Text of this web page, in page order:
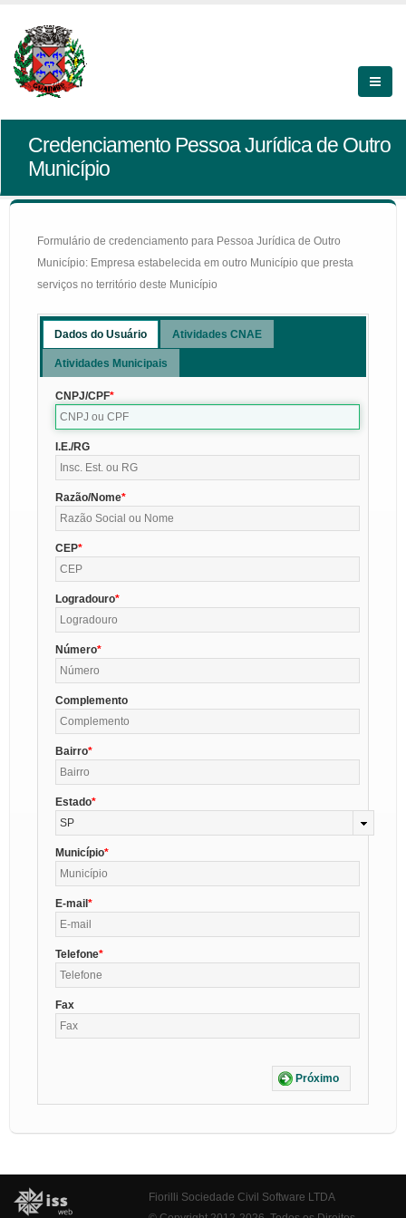
Credenciamento Pessoa Jurídica de Outro
Município
Formulário de credenciamento para Pessoa Jurídica de Outro
Município: Empresa estabelecida em outro Município que presta
serviços no território deste Município
Dados do Usuário Atividades CNAE
Atividades Municipais
CNPJ/CPF
I.E./RG
Razão/Nome
CEP
Logradouro
Número
Complemento
Bairro
Estado
SP
Município
E-mail
Telefone
Fax
Próximo
Fiorilli Sociedade Civil Software LTDA